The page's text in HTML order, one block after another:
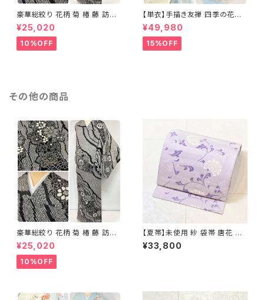
豪華総絞り 花柄 菊 椿 藤 訪問
着 鹿の子絞り ラメ 正絹 黒 白
グレー 1435
¥25,020
10%OFF
【単衣】手描き友禅 四季の花々
正絹 訪問着 水色 黄緑 白 パス
テルカラー 1431
¥49,980
15%OFF
その他の商品
豪華総絞り 花柄 菊 椿 藤 訪問
着 鹿の子絞り ラメ 正絹 黒 白
グレー 1435
¥25,020
10%OFF
【夏帯】未使用 紗 袋帯 唐花 正
絹 紫 白 淡藤色 729
¥33,800